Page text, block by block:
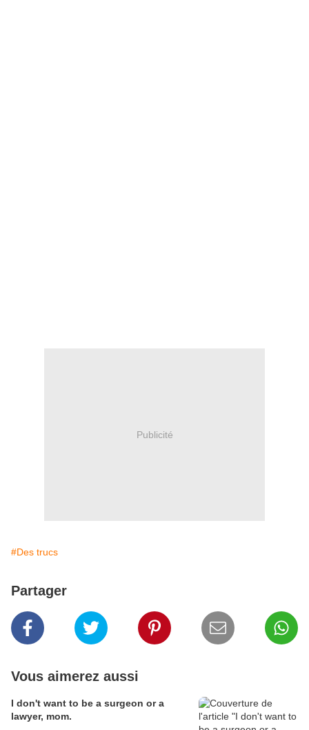
Publicité
#Des trucs
Partager
Vous aimerez aussi
I don't want to be a surgeon or a
lawyer, mom.